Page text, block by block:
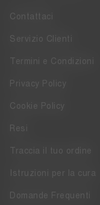
Contattaci
Servizio Clienti
Termini e Condizioni
Privacy Policy
Cookie Policy
Resi
Traccia il tuo ordine
Istruzioni per la cura
Domande Frequenti